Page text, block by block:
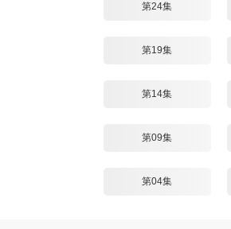
第24集
第19集
第14集
第09集
第04集